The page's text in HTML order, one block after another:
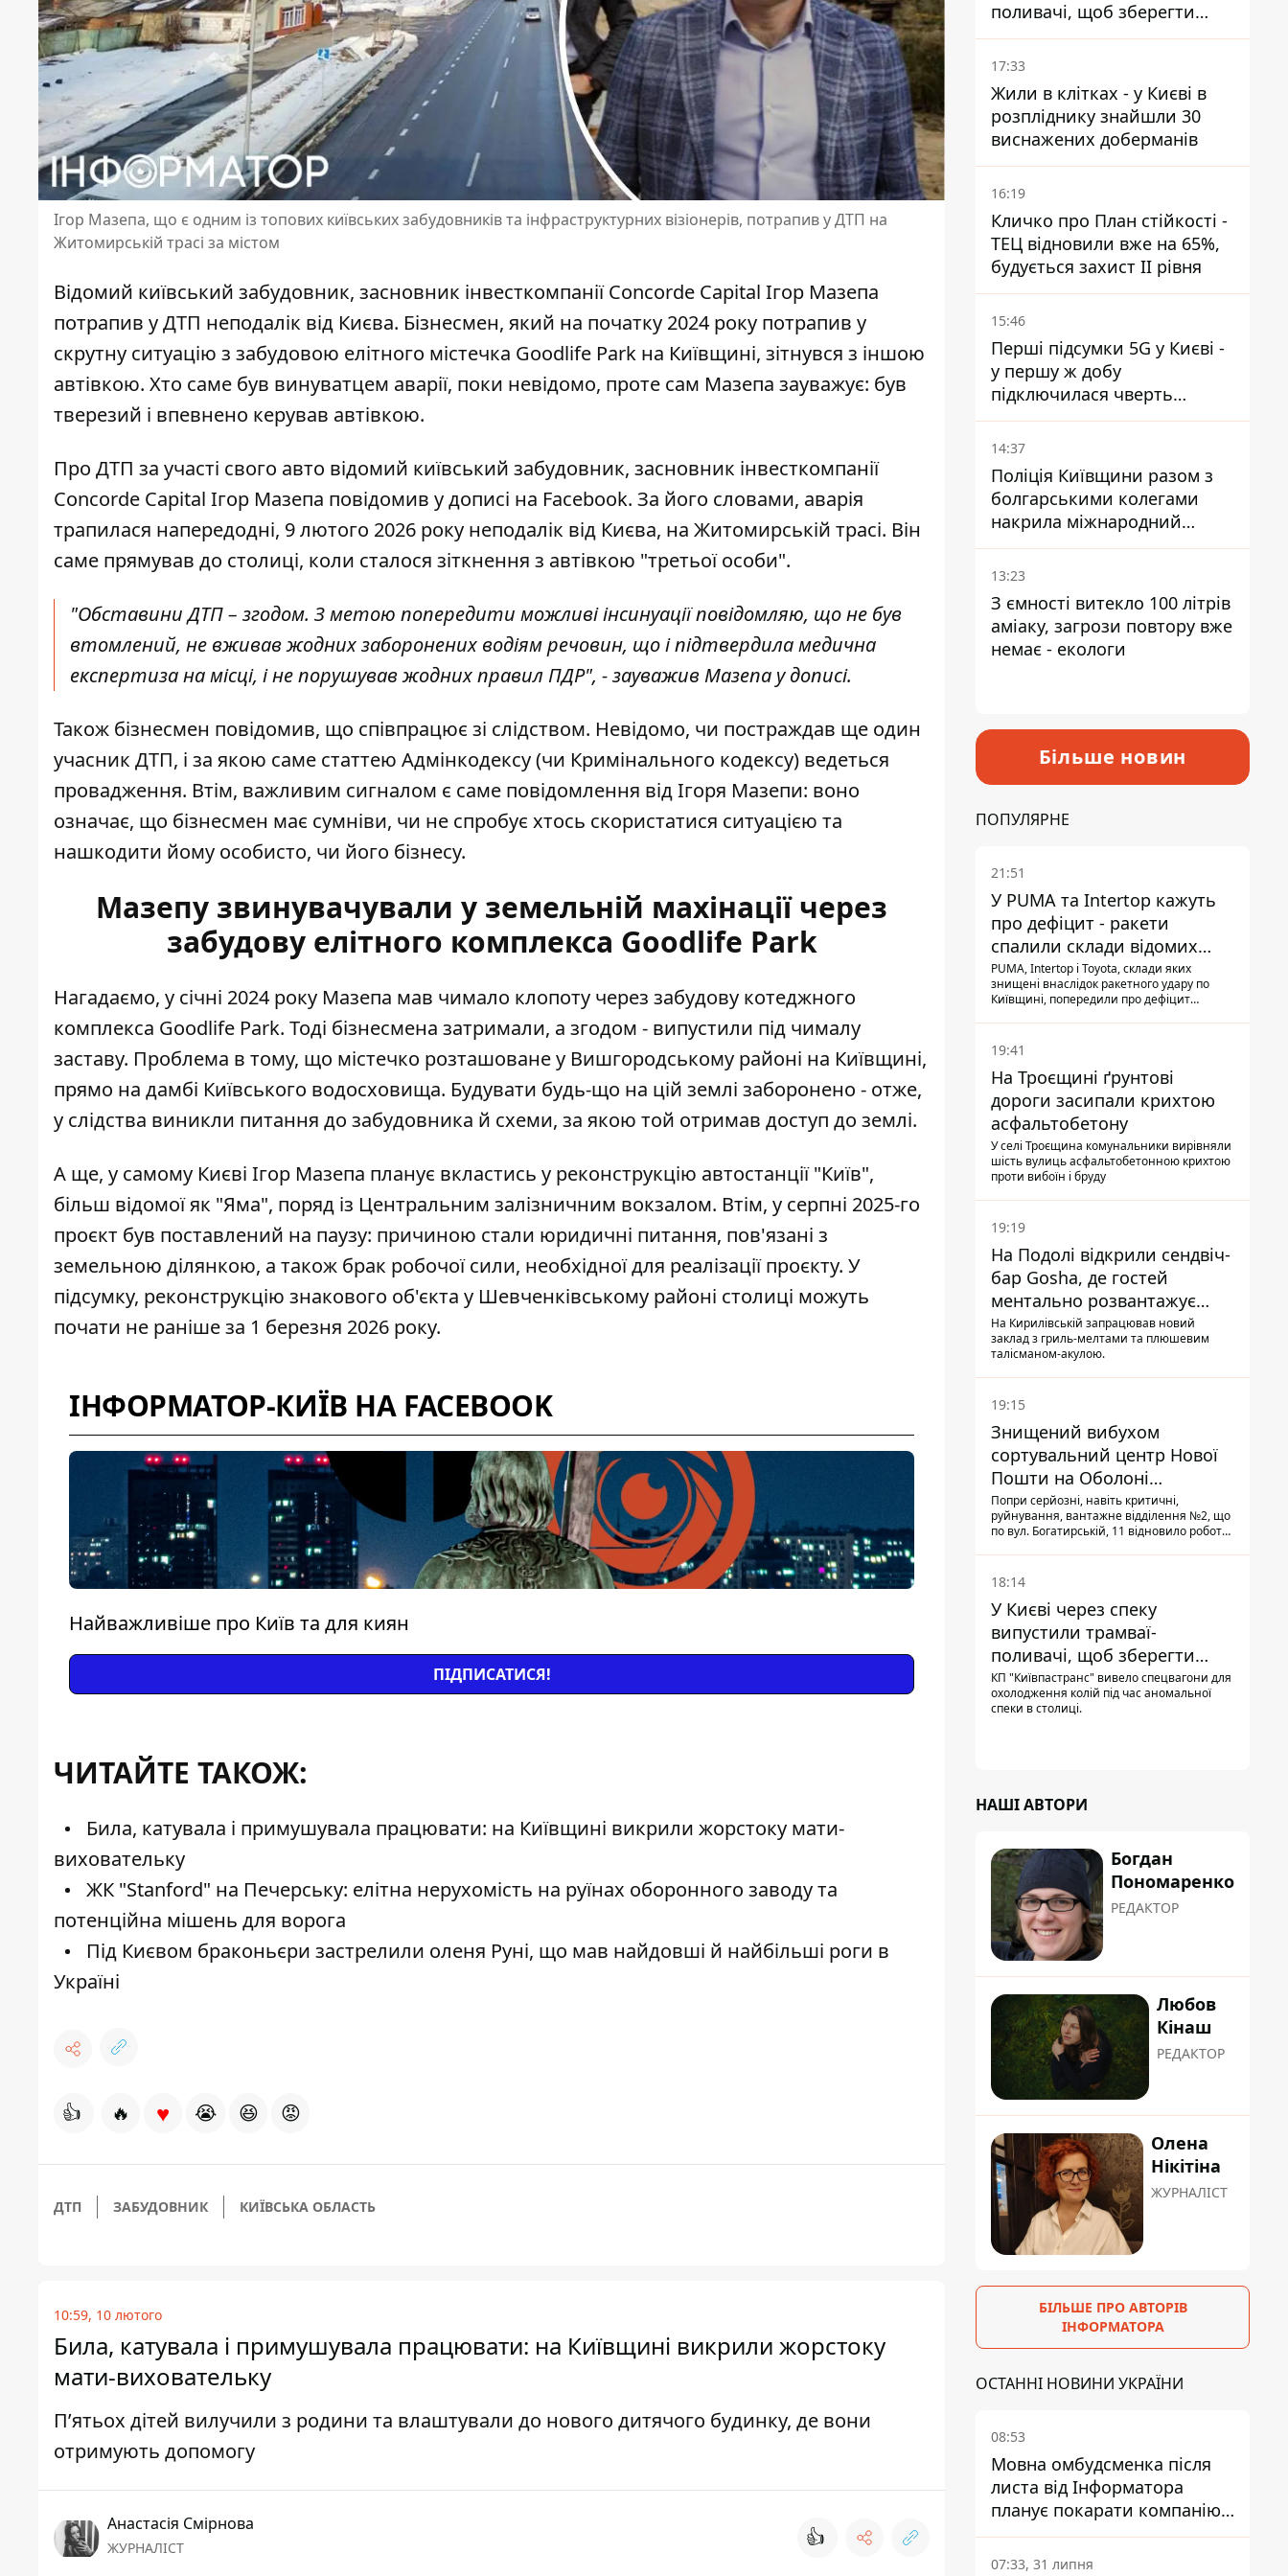
Ігор Мазепа, що є одним із топових київських забудовників та інфраструктурних візіонерів, потрапив у ДТП на
Житомирській трасі за містом
Відомий київський забудовник, засновник інвесткомпанії Concorde Capital Ігор Мазепа
потрапив у ДТП неподалік від Києва. Бізнесмен, який на початку 2024 року потрапив у
скрутну ситуацію з забудовою елітного містечка Goodlife Park на Київщині, зітнувся з іншою
автівкою. Хто саме був винуватцем аварії, поки невідомо, проте сам Мазепа зауважує: був
тверезий і впевнено керував автівкою.
Про ДТП за участі свого авто відомий київський забудовник, засновник інвесткомпанії
Concorde Capital Ігор Мазепа повідомив у дописі на Facebook. За його словами, аварія
трапилася напередодні, 9 лютого 2026 року неподалік від Києва, на Житомирській трасі. Він
саме прямував до столиці, коли сталося зіткнення з автівкою "третьої особи".
"Обставини ДТП – згодом. З метою попередити можливі інсинуації повідомляю, що не був
втомлений, не вживав жодних заборонених водіям речовин, що і підтвердила медична
експертиза на місці, і не порушував жодних правил ПДР", - зауважив Мазепа у дописі.
Також бізнесмен повідомив, що співпрацює зі слідством. Невідомо, чи постраждав ще один
учасник ДТП, і за якою саме статтею Адмінкодексу (чи Кримінального кодексу) ведеться
провадження. Втім, важливим сигналом є саме повідомлення від Ігоря Мазепи: воно
означає, що бізнесмен має сумніви, чи не спробує хтось скористатися ситуацією та
нашкодити йому особисто, чи його бізнесу.
Мазепу звинувачували у земельній махінації через
забудову елітного комплекса Goodlife Park
Нагадаємо, у січні 2024 року Мазепа мав чимало клопоту через забудову котеджного
комплекса Goodlife Park. Тоді бізнесмена затримали, а згодом - випустили під чималу
заставу. Проблема в тому, що містечко розташоване у Вишгородському районі на Київщині,
прямо на дамбі Київського водосховища. Будувати будь-що на цій землі заборонено - отже,
у слідства виникли питання до забудовника й схеми, за якою той отримав доступ до землі.
А ще, у самому Києві Ігор Мазепа планує вкластись у реконструкцію автостанції "Київ",
більш відомої як "Яма", поряд із Центральним залізничним вокзалом. Втім, у серпні 2025-го
проєкт був поставлений на паузу: причиною стали юридичні питання, пов'язані з
земельною ділянкою, а також брак робочої сили, необхідної для реалізації проєкту. У
підсумку, реконструкцію знакового об'єкта у Шевченківському районі столиці можуть
почати не раніше за 1 березня 2026 року.
ІНФОРМАТОР-КИЇВ НА FACEBOOK
Найважливіше про Київ та для киян
ПІДПИСАТИСЯ!
ЧИТАЙТЕ ТАКОЖ:
Била, катувала і примушувала працювати: на Київщині викрили жорстоку мати-
виховательку
ЖК "Stanford" на Печерську: елітна нерухомість на руїнах оборонного заводу та
потенційна мішень для ворога
Під Києвом браконьєри застрелили оленя Руні, що мав найдовші й найбільші роги в
Україні
👍 🔥 ♥ 😭 😆 😡
ДТП ЗАБУДОВНИК КИЇВСЬКА ОБЛАСТЬ
10:59, 10 лютого
Била, катувала і примушувала працювати: на Київщині викрили жорстоку
мати-виховательку
П’ятьох дітей вилучили з родини та влаштували до нового дитячого будинку, де вони
отримують допомогу
Анастасія Смірнова
ЖУРНАЛІСТ 👍
поливачі, щоб зберегти
рейки від деформації
17:33
Жили в клітках - у Києві в
розпліднику знайшли 30
виснажених доберманів
16:19
Кличко про План стійкості -
ТЕЦ відновили вже на 65%,
будується захист ІІ рівня
15:46
Перші підсумки 5G у Києві -
у першу ж добу
підключилася чверть
мільйона абонентів
14:37
Поліція Київщини разом з
болгарськими колегами
накрила міжнародний
наркосиндикат
13:23
З ємності витекло 100 літрів
аміаку, загрози повтору вже
немає - екологи
Більше новин
ПОПУЛЯРНЕ
21:51
У PUMA та Intertop кажуть
про дефіцит - ракети
спалили склади відомих
брендів
PUMA, Intertop і Toyota, склади яких
знищені внаслідок ракетного удару по
Київщині, попередили про дефіцит
19:41
На Троєщині ґрунтові
дороги засипали крихтою
асфальтобетону
У селі Троєщина комунальники вирівняли
шість вулиць асфальтобетонною крихтою
проти вибоїн і бруду
19:19
На Подолі відкрили сендвіч-
бар Gosha, де гостей
ментально розвантажує
акула
На Кирилівській запрацював новий
заклад з гриль-мелтами та плюшевим
талісманом-акулою.
19:15
Знищений вибухом
сортувальний центр Нової
Пошти на Оболоні
запрацював - видають
посилки
Попри серйозні, навіть критичні,
руйнування, вантажне відділення №2, що
по вул. Богатирській, 11 відновило роботу:
18:14
У Києві через спеку
випустили трамваї-
поливачі, щоб зберегти
рейки від деформації
КП "Київпастранс" вивело спецвагони для
охолодження колій під час аномальної
спеки в столиці.
НАШІ АВТОРИ
Богдан
Пономаренко
РЕДАКТОР
Любов
Кінаш
РЕДАКТОР
Олена
Нікітіна
ЖУРНАЛІСТ
БІЛЬШЕ ПРО АВТОРІВ
ІНФОРМАТОРА
ОСТАННІ НОВИНИ УКРАЇНИ
08:53
Мовна омбудсменка після
листа від Інформатора
планує покарати компанію-
підрядника ПриватБанку
07:33, 31 липня